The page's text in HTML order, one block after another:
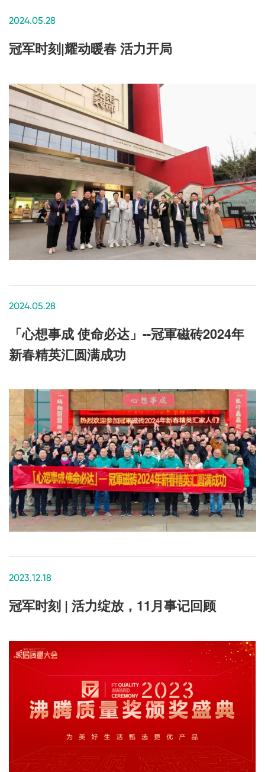
2024.05.28
冠军时刻|耀动暖春 活力开局
2024.05.28
「心想事成 使命必达」--冠軍磁砖2024年
新春精英汇圆满成功
2023.12.18
冠军时刻 | 活力绽放，11月事记回顾